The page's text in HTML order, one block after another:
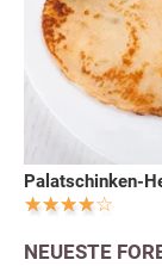
Palatschinken-
NEUESTE